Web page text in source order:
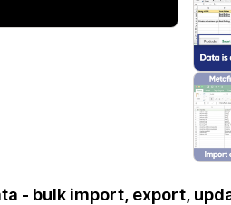
- bulk import, export,